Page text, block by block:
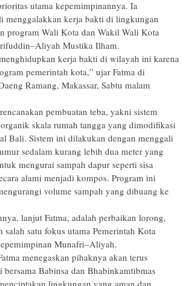
utama kepemimpinannya. Ia
menggalakkan kerja bakti di lingkungan
program Wali Kota dan Wakil Wali Kota
Mustika Ilham.
kerja bakti di wilayah ini karena
pemerintah kota,” ujar Fatma di
Ramang, Makassar, Sabtu malam
pembuatan teba, yakni sistem
skala rumah tangga yang dimodifikasi
Bali. Sistem ini dilakukan dengan menggali
sedalam kurang lebih dua meter yang
mengurai sampah dapur seperti sisa
alami menjadi kompos. Program ini
volume sampah yang dibuang ke
lanjut Fatma, adalah perbaikan lorong,
salah satu fokus utama Pemerintah Kota
Munafri–Aliyah.
menegaskan pihaknya akan terus
Babinsa dan Bhabinkamtibmas
lingkungan yang aman dan